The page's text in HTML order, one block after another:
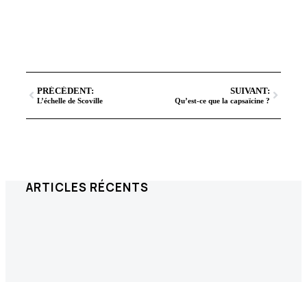
PRÉCÉDENT:
L’échelle de Scoville
SUIVANT:
Qu’est-ce que la capsaïcine ?
ARTICLES RÉCENTS